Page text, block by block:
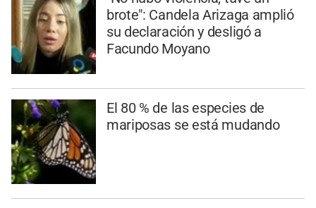
brote": Candela Arizaga amplió
su declaración y desligó a
Facundo Moyano
El 80 % de las especies de
mariposas se está mudando